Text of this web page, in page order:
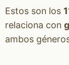
Estos son los
relaciona con
ambos